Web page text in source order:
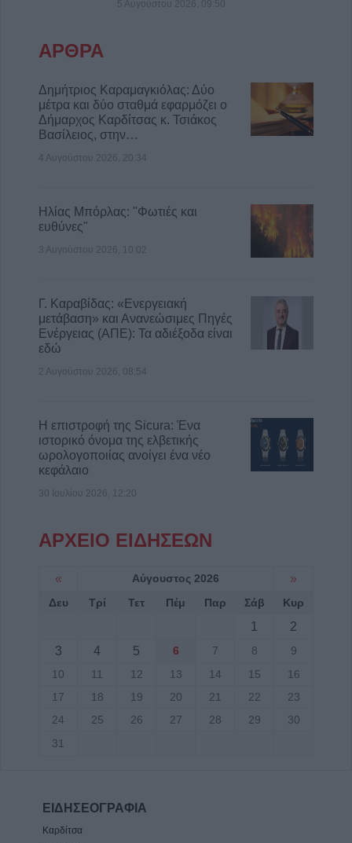
κυνηγετική περίοδο 2026-27
Συνελήφθησαν δύο άτομα για κλοπή
του Τυρνάβου
6 Αυγούστου 2026, 11:07
Λάρισα: Συνελήφθη 22χρονος για απόπειρα
απάτης εις βάρος γυναίκας - Αναζητείται ο
5 Αυγούστου 2026, 09:50
ΑΡΘΡΑ
Δημήτριος Καραμαγκιόλας: Δύο
μέτρα και δύο σταθμά εφαρμόζει ο
Δήμαρχος Καρδίτσας κ. Τσιάκος
Βασίλειος, στην…
4 Αυγούστου 2026, 20:34
Ηλίας Μπόρλας: "Φωτιές και
ευθύνες"
3 Αυγούστου 2026, 10:02
Γ. Καραβίδας: «Ενεργειακή
μετάβαση» και Ανανεώσιμες Πηγές
Ενέργειας (ΑΠΕ): Τα αδιέξοδα είναι
εδώ
2 Αυγούστου 2026, 08:54
Η επιστροφή της Sicura: Ένα
ιστορικό όνομα της ελβετικής
ωρολογοποιίας ανοίγει ένα νέο
κεφάλαιο
30 Ιουλίου 2026, 12:20
ΑΡΧΕΙΟ ΕΙΔΗΣΕΩΝ
« Αύγουστος 2026 »
Δευ Τρί Τετ Πέμ Παρ Σάβ Κυρ
1
2
3
4 5 6 7 8
9
10
11 12 13 14 15
16
17
18 19 20 21 22
23
24
25 26 27 28 29
30
31
ΕΙΔΗΣΕΟΓΡΑΦΙΑ
Καρδίτσα